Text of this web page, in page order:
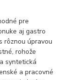
pre
aj gastro
rôznou úpravou
rohože
syntetická
a pracovné